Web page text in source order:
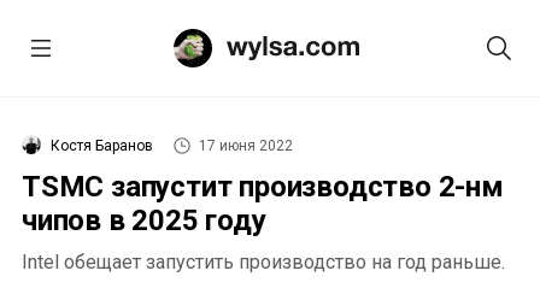
Костя Баранов 17 июня 2022
TSMC запустит производство 2-нм
чипов в 2025 году
Intel обещает запустить производство на год раньше.